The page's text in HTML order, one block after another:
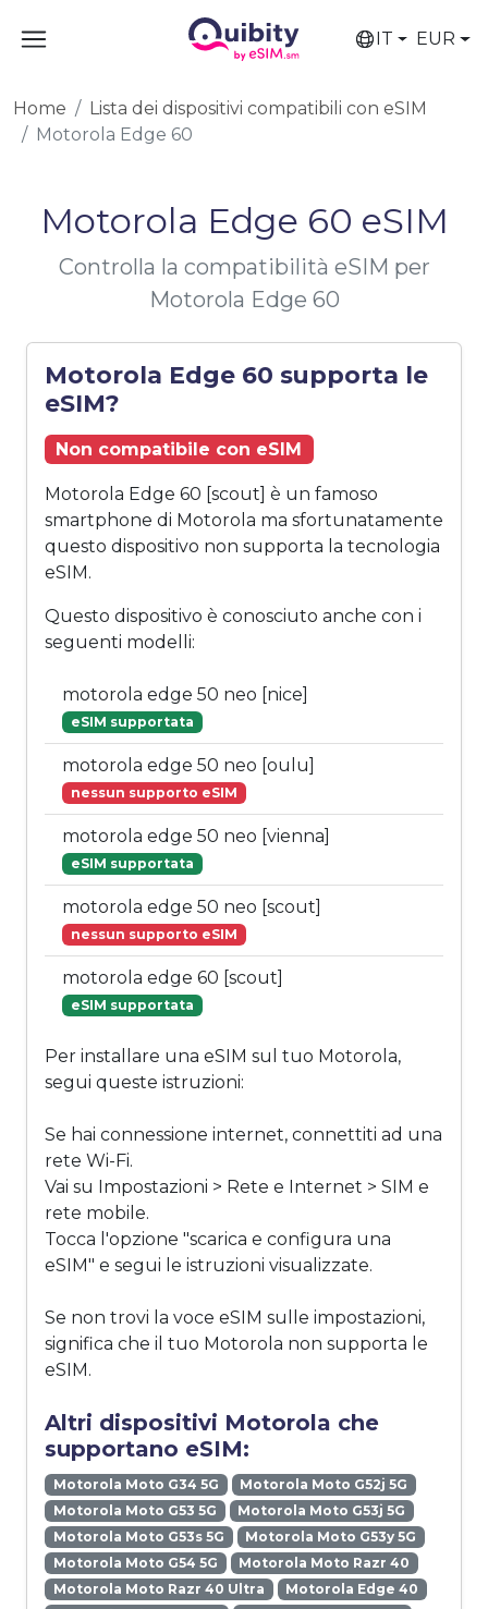
IT EUR
Home
Lista dei dispositivi compatibili con eSIM
Motorola Edge 60
Motorola Edge 60 eSIM
Controlla la compatibilità eSIM per
Motorola Edge 60
Motorola Edge 60 supporta le
eSIM?
Non compatibile con eSIM
Motorola Edge 60 [scout] è un famoso
smartphone di Motorola ma sfortunatamente
questo dispositivo non supporta la tecnologia
eSIM.
Questo dispositivo è conosciuto anche con i
seguenti modelli:
motorola edge 50 neo [nice]
eSIM supportata
motorola edge 50 neo [oulu]
nessun supporto eSIM
motorola edge 50 neo [vienna]
eSIM supportata
motorola edge 50 neo [scout]
nessun supporto eSIM
motorola edge 60 [scout]
eSIM supportata
Per installare una eSIM sul tuo Motorola,
segui queste istruzioni:
Se hai connessione internet, connettiti ad una
rete Wi-Fi.
Vai su Impostazioni > Rete e Internet > SIM e
rete mobile.
Tocca l'opzione "scarica e configura una
eSIM" e segui le istruzioni visualizzate.
Se non trovi la voce eSIM sulle impostazioni,
significa che il tuo Motorola non supporta le
eSIM.
Altri dispositivi Motorola che
supportano eSIM:
Motorola Moto G34 5G
Motorola Moto G52j 5G
Motorola Moto G53 5G
Motorola Moto G53j 5G
Motorola Moto G53s 5G
Motorola Moto G53y 5G
Motorola Moto G54 5G
Motorola Moto Razr 40
Motorola Moto Razr 40 Ultra
Motorola Edge 40